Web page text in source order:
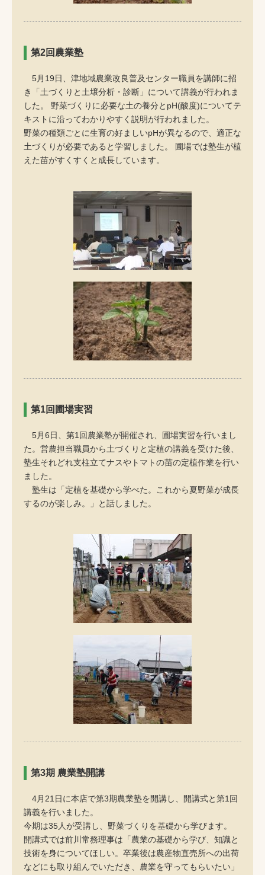
第2回農業塾
5月19日、津地域農業改良普及センター職員を講師に招
き「土づくりと土壌分析・診断」について講義が行われま
した。 野菜づくりに必要な土の養分とpH(酸度)についてテ
キストに沿ってわかりやすく説明が行われました。
野菜の種類ごとに生育の好ましいpHが異なるので、適正な
土づくりが必要であると学習しました。 圃場では塾生が植
えた苗がすくすくと成長しています。
第1回圃場実習
5月6日、第1回農業塾が開催され、圃場実習を行いまし
た。営農担当職員から土づくりと定植の講義を受けた後、
塾生それどれ支柱立てナスやトマトの苗の定植作業を行い
ました。
塾生は「定植を基礎から学べた。これから夏野菜が成長
するのが楽しみ。」と話しました。
第3期 農業塾開講
4月21日に本店で第3期農業塾を開講し、開講式と第1回
講義を行いました。
今期は35人が受講し、野菜づくりを基礎から学びます。
開講式では前川常務理事は「農業の基礎から学び、知識と
技術を身についてほしい。卒業後は農産物直売所への出荷
などにも取り組んでいただき、農業を守ってもらいたい」